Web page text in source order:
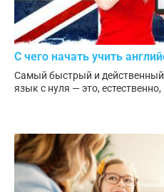
С чего начать учить
Самый быстрый и
язык с нуля — это, естественно,